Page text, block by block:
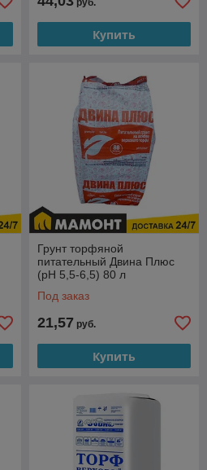
руб.
Купить
Грунт торфяной
питательный Двина Плюс
(pH 5,5-6,5) 80 л
Под заказ
21,57 руб.
Купить